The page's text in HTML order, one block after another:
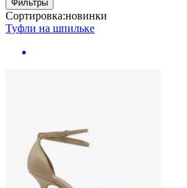
Фильтры
Сортировка:новинки
Туфли на шпильке